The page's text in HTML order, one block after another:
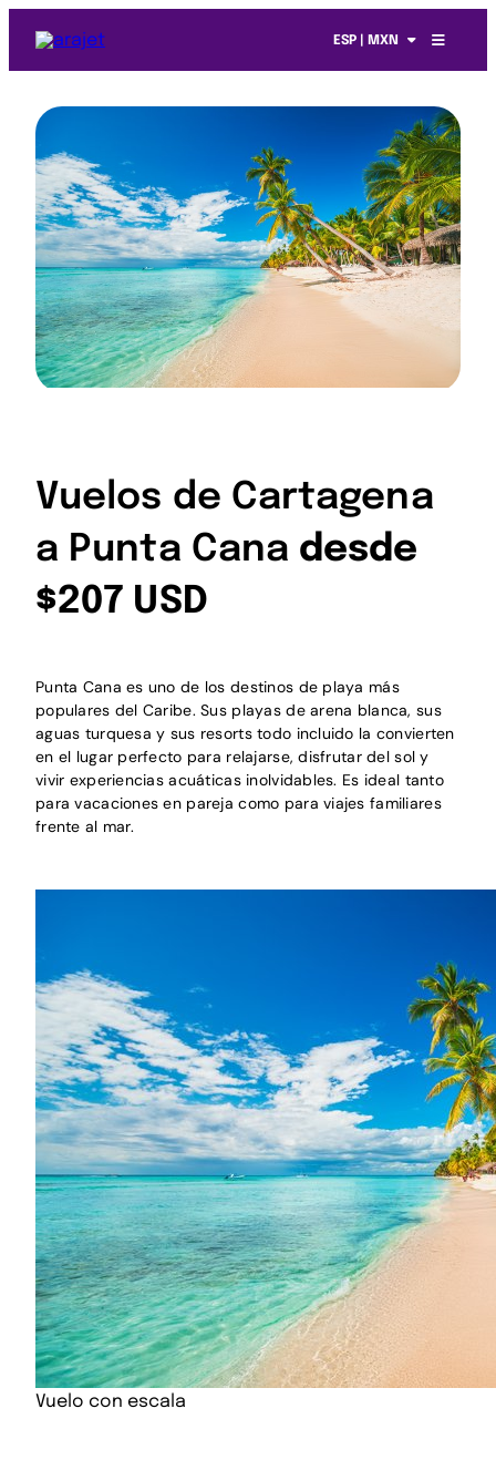
ESP | MXN
Vuelos de Cartagena
a Punta Cana desde
$207 USD
Punta Cana es uno de los destinos de playa más
populares del Caribe. Sus playas de arena blanca, sus
aguas turquesa y sus resorts todo incluido la convierten
en el lugar perfecto para relajarse, disfrutar del sol y
vivir experiencias acuáticas inolvidables. Es ideal tanto
para vacaciones en pareja como para viajes familiares
frente al mar.
Vuelo con escala